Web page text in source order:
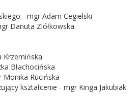
- mgr Adam Cegielski
Danuta Ziółkowska
Krzemińska
Błachocińska
Monika Rucińska
kształcenie - mgr Kinga Jakubiak